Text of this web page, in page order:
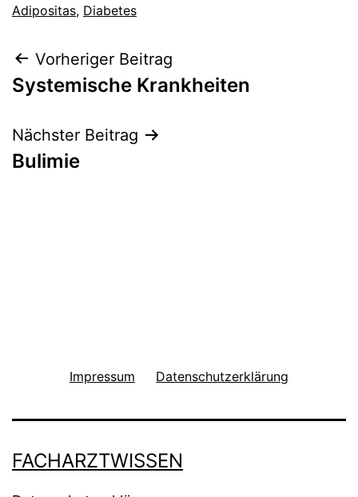
Adipositas, Diabetes
Beitragsnavigation
Vorheriger Beitrag
Systemische Krankheiten
Nächster Beitrag
Bulimie
Impressum Datenschutzerklärung
FACHARZTWISSEN